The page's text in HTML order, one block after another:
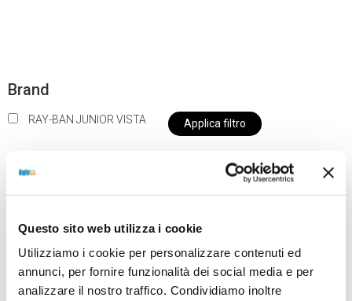
Questo sito web utilizza i cookie
Utilizziamo i cookie per personalizzare contenuti ed
annunci, per fornire funzionalità dei social media e per
analizzare il nostro traffico. Condividiamo inoltre
Brand
RAY-BAN JUNIOR VISTA Applica filtro
nostro negozio non saranno disponibili per la
spedizione fino al giorno 31 agosto. BUONE FERIE
da OTTICA DIOPTER